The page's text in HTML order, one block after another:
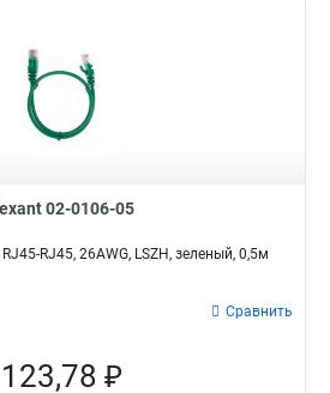
02-0106-05
RJ45, 26AWG, LSZH, зеленый, 0,5м
Сравнить
123,78 ₽